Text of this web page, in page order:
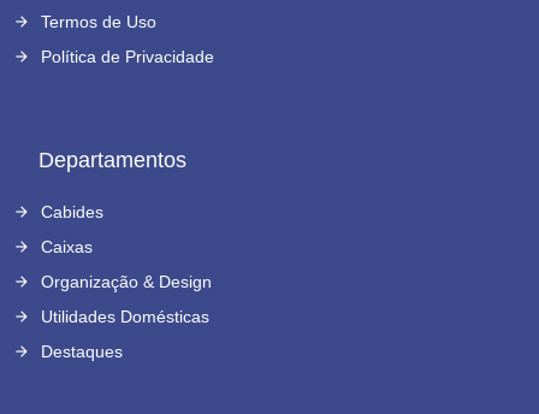
Termos de Uso
Política de Privacidade
Departamentos
Cabides
Caixas
Organização & Design
Utilidades Domésticas
Destaques